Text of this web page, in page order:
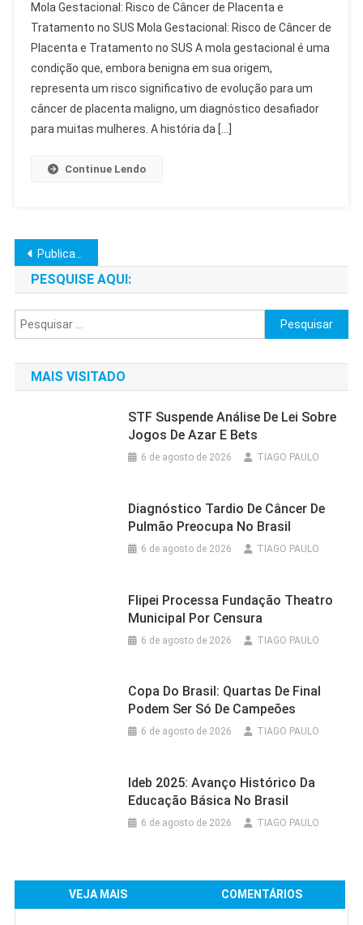
Gestacional:
Risco
De
Câncer
De
Placenta
E
Mola Gestacional: Risco de Câncer de Placenta e
Tratamento no SUS Mola Gestacional: Risco de Câncer de
Placenta e Tratamento no SUS A mola gestacional é uma
condição que, embora benigna em sua origem,
representa um risco significativo de evolução para um
câncer de placenta maligno, um diagnóstico desafiador
para muitas mulheres. A história da […]
Continue Lendo
Navegação
por
posts
Publicações mais antigas
PESQUISE AQUI:
Pesquisar
por:
MAIS VISITADO
STF Suspende Análise De Lei Sobre
Jogos De Azar E Bets
6 de agosto de 2026 TIAGO PAULO
Diagnóstico Tardio De Câncer De
Pulmão Preocupa No Brasil
6 de agosto de 2026 TIAGO PAULO
Flipei Processa Fundação Theatro
Municipal Por Censura
6 de agosto de 2026 TIAGO PAULO
Copa Do Brasil: Quartas De Final
Podem Ser Só De Campeões
6 de agosto de 2026 TIAGO PAULO
Ideb 2025: Avanço Histórico Da
Educação Básica No Brasil
6 de agosto de 2026 TIAGO PAULO
VEJA MAIS COMENTÁRIOS